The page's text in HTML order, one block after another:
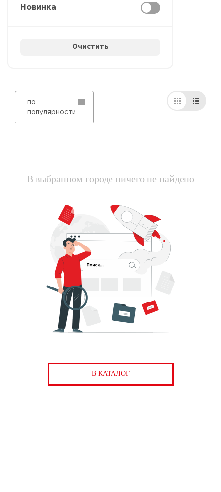
Новинка
Очистить
по
популярности
В выбранном городе ничего не найдено
В КАТАЛОГ